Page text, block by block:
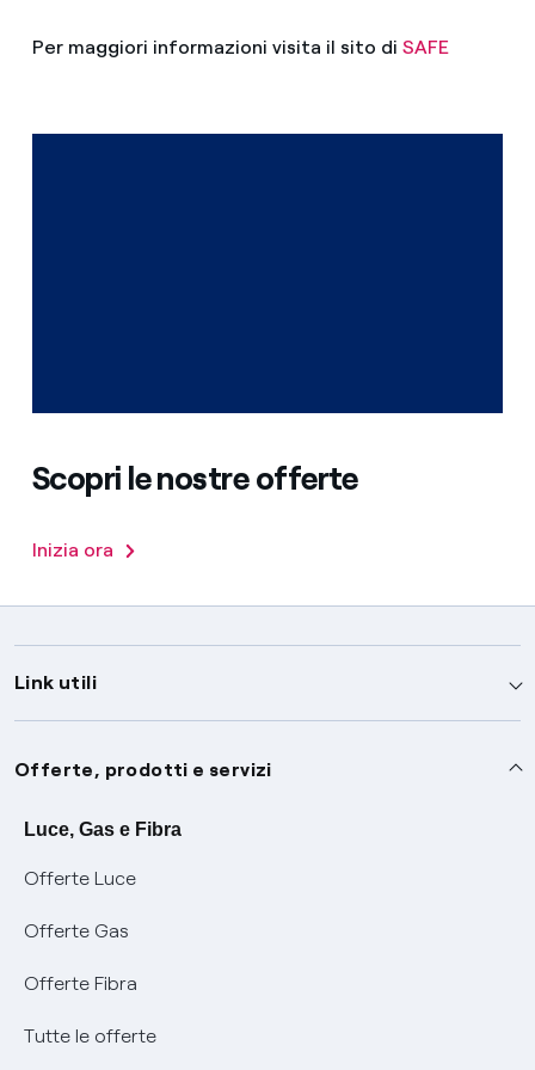
Per maggiori informazioni visita il sito di SAFE
Scopri le nostre offerte
Inizia ora
Link utili
Assistenza
Avvisi
SOS luce e gas
Conciliazioni e risoluzione delle controversie
Negoziazione paritetica
Informazioni Sisma
Servizi
Moduli e documenti
Documenti Fibra
Offerte, prodotti e servizi
Luce, Gas e Fibra
Offerte Luce
Offerte Gas
Offerte Fibra
Tutte le offerte